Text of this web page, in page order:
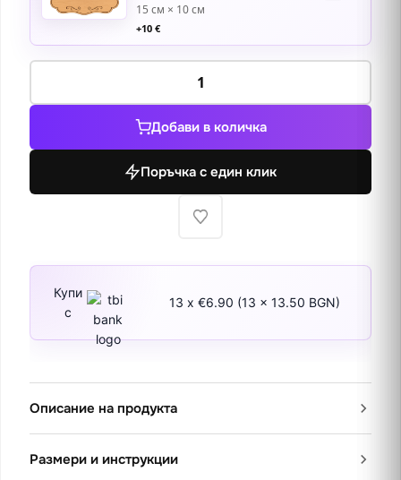
15 см × 10 см
+10 €
количество
Люляци
ваза
Добави в количка
Поръчка с един клик
Купи
с
13 x €6.90 (13 x 13.50 BGN)
Описание на продукта
Размери и инструкции